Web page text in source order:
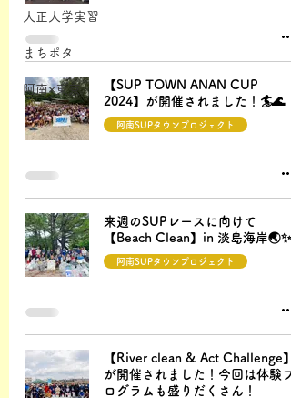
大正大学実習
まちポタ
阿南×東京
【SUP TOWN ANAN CUP
2024】が開催されました！🏄🌊
阿南SUPタウンプロジェクト
来週のSUPレースに向けて
【Beach Clean】in 淡島海岸🌏✨
阿南SUPタウンプロジェクト
【River clean & Act Challenge】
が開催されました！今回は体験プ
ログラムも盛りだくさん！